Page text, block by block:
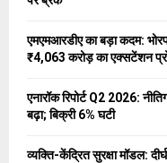
एमएमआरडीए का बड़ा कदम:
₹4,063 करोड़ का एक्सटेंशन
एनारॉक रिपोर्ट Q2 2026:
बढ़ा; बिक्री 6% घटी
व्यक्ति-केंद्रित सुरक्षा मॉडल: